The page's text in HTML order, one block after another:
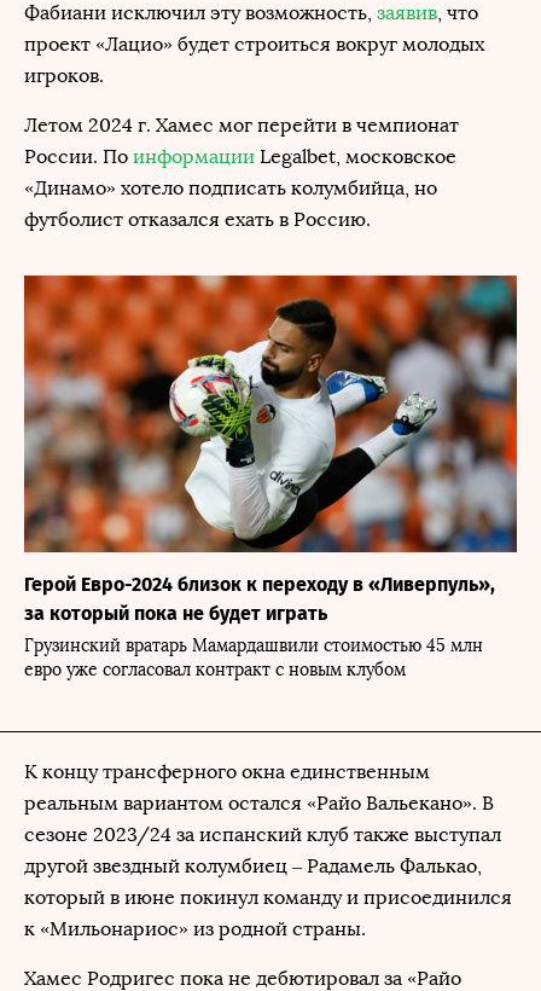
Фабиани исключил эту возможность, заявив, что
проект «Лацио» будет строиться вокруг молодых
игроков.
Летом 2024 г. Хамес мог перейти в чемпионат
России. По информации Legalbet, московское
«Динамо» хотело подписать колумбийца, но
футболист отказался ехать в Россию.
Герой Евро-2024 близок к переходу в «Ливерпуль»,
за который пока не будет играть
Грузинский вратарь Мамардашвили стоимостью 45 млн
евро уже согласовал контракт с новым клубом
К концу трансферного окна единственным
реальным вариантом остался «Райо Вальекано». В
сезоне 2023/24 за испанский клуб также выступал
другой звездный колумбиец – Радамель Фалькао,
который в июне покинул команду и присоединился
к «Мильонариос» из родной страны.
Хамес Родригес пока не дебютировал за «Райо